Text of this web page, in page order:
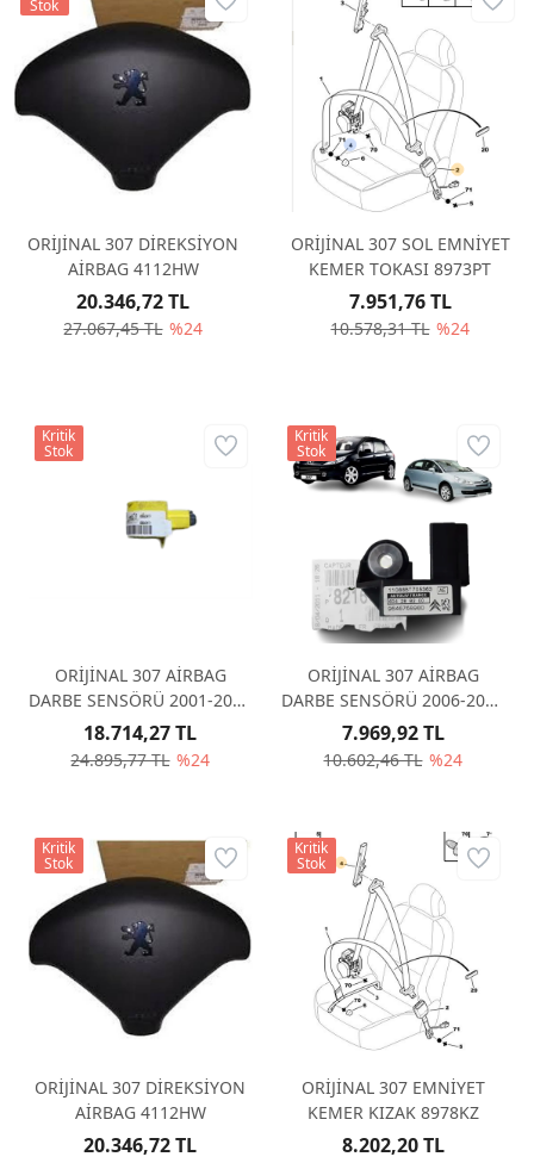
ORİJİNAL 307 DİREKSİYON
AİRBAG 4112HW
27.067,45 TL %24
20.346,72 TL
Stok
ORİJİNAL 307 SOL EMNİYET
KEMER TOKASI 8973PT
10.578,31 TL %24
7.951,76 TL
ORİJİNAL 307 AİRBAG
DARBE SENSÖRÜ 2001-2005
8216AL
24.895,77 TL %24
18.714,27 TL
Kritik
Stok
ORİJİNAL 307 AİRBAG
DARBE SENSÖRÜ 2006-2008
8216GH
10.602,46 TL %24
7.969,92 TL
Kritik
Stok
ORİJİNAL 307 DİREKSİYON
AİRBAG 4112HW
20.346,72 TL
Kritik
Stok
ORİJİNAL 307 EMNİYET
KEMER KIZAK 8978KZ
8.202,20 TL
Kritik
Stok